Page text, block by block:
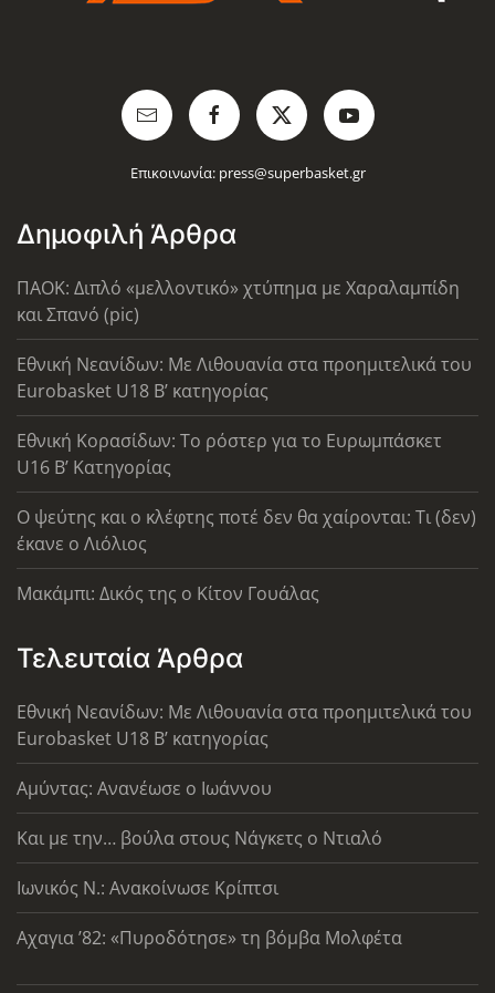
Επικοινωνία: press@superbasket.gr
Δημοφιλή Άρθρα
ΠΑΟΚ: Διπλό «μελλοντικό» χτύπημα με Χαραλαμπίδη
και Σπανό (pic)
Εθνική Νεανίδων: Με Λιθουανία στα προημιτελικά του
Eurobasket U18 Β’ κατηγορίας
Εθνική Κορασίδων: Το ρόστερ για το Ευρωμπάσκετ
U16 B’ Κατηγορίας
Ο ψεύτης και ο κλέφτης ποτέ δεν θα χαίρονται: Τι (δεν)
έκανε ο Λιόλιος
Μακάμπι: Δικός της ο Κίτον Γουάλας
Τελευταία Άρθρα
Εθνική Νεανίδων: Με Λιθουανία στα προημιτελικά του
Eurobasket U18 Β’ κατηγορίας
Αμύντας: Ανανέωσε ο Ιωάννου
Και με την… βούλα στους Νάγκετς ο Ντιαλό
Ιωνικός Ν.: Ανακοίνωσε Κρίπτσι
Αχαγια ’82: «Πυροδότησε» τη βόμβα Μολφέτα